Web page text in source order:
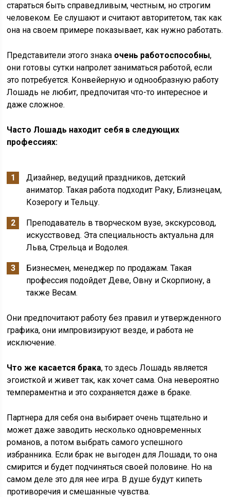
стараться быть справедливым, честным, но строгим
человеком. Ее слушают и считают авторитетом, так как
она на своем примере показывает, как нужно работать.
Представители этого знака очень работоспособны,
они готовы сутки напролет заниматься работой, если
это потребуется. Конвейерную и однообразную работу
Лошадь не любит, предпочитая что-то интересное и
даже сложное.
Часто Лошадь находит себя в следующих
профессиях:
Дизайнер, ведущий праздников, детский
аниматор. Такая работа подходит Раку, Близнецам,
Козерогу и Тельцу.
Преподаватель в творческом вузе, экскурсовод,
искусствовед. Эта специальность актуальна для
Льва, Стрельца и Водолея.
Бизнесмен, менеджер по продажам. Такая
профессия подойдет Деве, Овну и Скорпиону, а
также Весам.
Они предпочитают работу без правил и утвержденного
графика, они импровизируют везде, и работа не
исключение.
Что же касается брака, то здесь Лошадь является
эгоисткой и живет так, как хочет сама. Она невероятно
темпераментна и это сохраняется даже в браке.
Партнера для себя она выбирает очень тщательно и
может даже заводить несколько одновременных
романов, а потом выбрать самого успешного
избранника. Если брак не выгоден для Лошади, то она
смирится и будет подчиняться своей половине. Но на
самом деле это для нее игра. В душе будут кипеть
противоречия и смешанные чувства.